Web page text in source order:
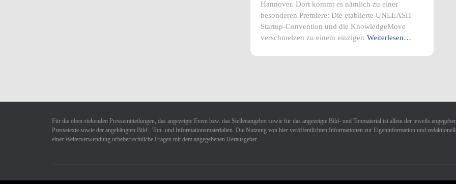
Hannover. Dort kommt es nämlich zu einer
besonderen Premiere: Die etablierte UNLEASH
Startup-Convention und die KnowledgeMove
verschmelzen zu einem einzigen Weiterlesen…
Für die oben stehenden Pressemitteilungen, das angezeigte Event bzw. das Stellenangebot sowie für das angezeigte Bild- und Tonmaterial ist allein der jeweils
Pressetexte sowie der angehängten Bild-, Ton- und Informationsmaterialien. Die Nutzung von hier veröffentlichten Informationen zur Eigeninformation und
einer Weiterverwendung urheberrechtliche Fragen mit dem angegebenen Herausgeber.